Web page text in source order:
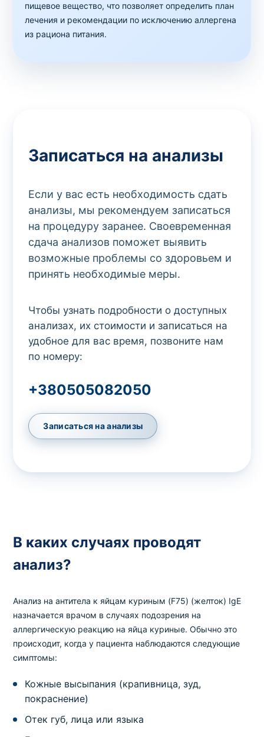
пищевое вещество, что позволяет определить план
лечения и рекомендации по исключению аллергена
из рациона питания.
Записаться на анализы
Если у вас есть необходимость сдать
анализы, мы рекомендуем записаться
на процедуру заранее. Своевременная
сдача анализов поможет выявить
возможные проблемы со здоровьем и
принять необходимые меры.
Чтобы узнать подробности о доступных
анализах, их стоимости и записаться на
удобное для вас время, позвоните нам
по номеру:
+380505082050
Записаться на анализы
В каких случаях проводят
анализ?
Анализ на антитела к яйцам куриным (F75) (желток) IgE
назначается врачом в случаях подозрения на
аллергическую реакцию на яйца куриные. Обычно это
происходит, когда у пациента наблюдаются следующие
симптомы:
Кожные высыпания (крапивница, зуд,
покраснение)
Отек губ, лица или языка